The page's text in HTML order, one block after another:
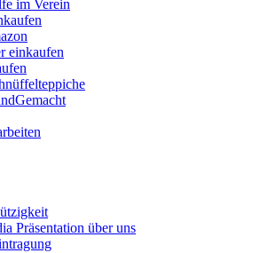
im Verein
einkaufen
Präsentation über uns